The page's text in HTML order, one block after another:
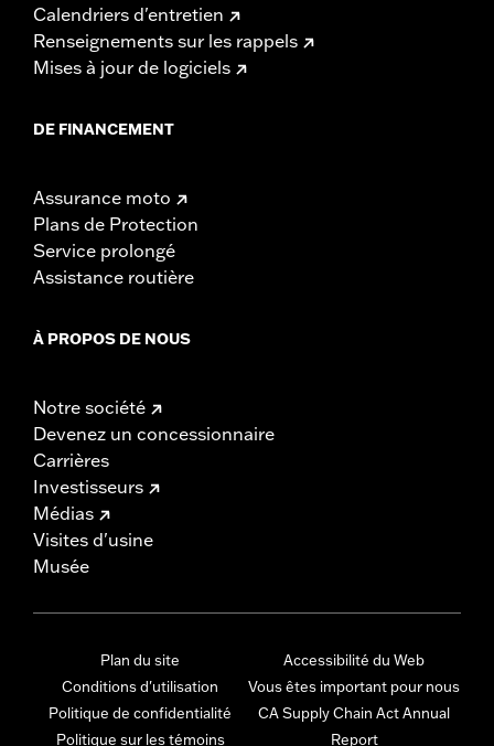
Calendriers d'entretien
Renseignements sur les rappels
Mises à jour de logiciels
DE FINANCEMENT
Assurance moto
Plans de Protection
Service prolongé
Assistance routière
À PROPOS DE NOUS
Notre société
Devenez un concessionnaire
Carrières
Investisseurs
Médias
Visites d'usine
Musée
Plan du site
Conditions d'utilisation
Politique de confidentialité
Politique sur les témoins
Accessibilité du Web
Vous êtes important pour nous
CA Supply Chain Act Annual
Report